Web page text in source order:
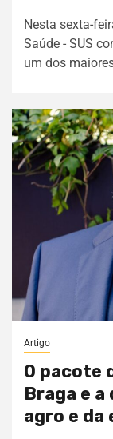
Nesta sexta-
Saúde - SUS
um dos
Artigo
O pacote
Braga e
agro e da